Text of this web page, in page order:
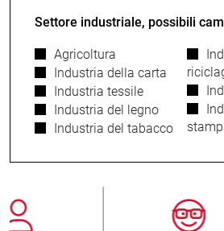
Settore industriale, possibili
Agricoltura
Industria della carta
Industria tessile
Industria del legno
Industria del tabacco